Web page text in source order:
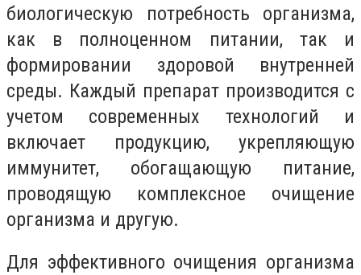
биологическую потребность организма,
как в полноценном питании, так и
формировании здоровой внутренней
среды. Каждый препарат производится с
учетом современных технологий и
включает продукцию, укрепляющую
иммунитет, обогащающую питание,
проводящую комплексное очищение
организма и другую.
Для эффективного очищения организма